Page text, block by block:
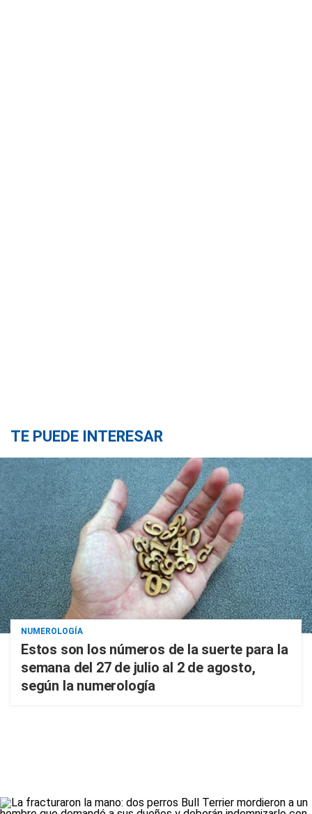
TE PUEDE INTERESAR
NUMEROLOGÍA
Estos son los números de la suerte para la
semana del 27 de julio al 2 de agosto,
según la numerología